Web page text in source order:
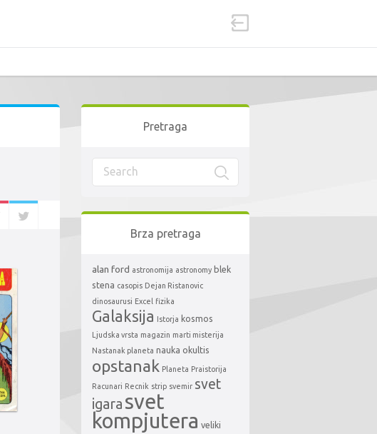
Pretraga
Brza pretraga
alan ford astronomija astronomy blek
stena casopis Dejan Ristanovic
dinosaurusi Excel fizika
Galaksija Istorja kosmos
Ljudska vrsta magazin marti misterija
Nastanak planeta nauka okultis
opstanak Planeta Praistorija
Racunari Recnik strip svemir svet
igara svet
kompjutera veliki